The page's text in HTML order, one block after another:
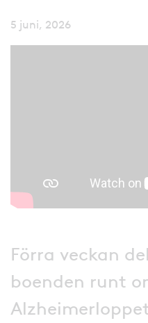
5 juni, 2026
Förra veckan
boenden runt